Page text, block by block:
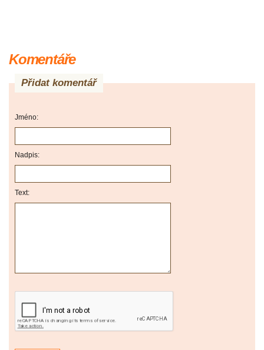
Komentáře
Přidat komentář
Jméno:
Nadpis:
Text: